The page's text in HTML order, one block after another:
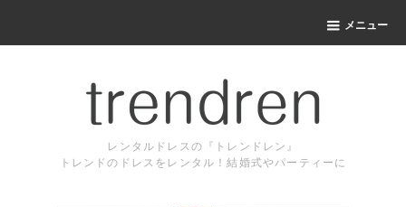
メニュー
レンタルドレスの『トレンドレン』
トレンドのドレスをレンタル！結婚式やパーティーに